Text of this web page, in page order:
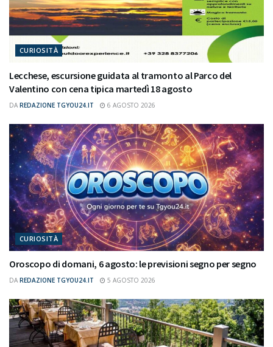
CURIOSITÀ
Lecchese, escursione guidata al tramonto al Parco del
Valentino con cena tipica martedì 18 agosto
DA REDAZIONE TGYOU24.IT 6 AGOSTO 2026
CURIOSITÀ
Oroscopo di domani, 6 agosto: le previsioni segno per segno
DA REDAZIONE TGYOU24.IT 5 AGOSTO 2026